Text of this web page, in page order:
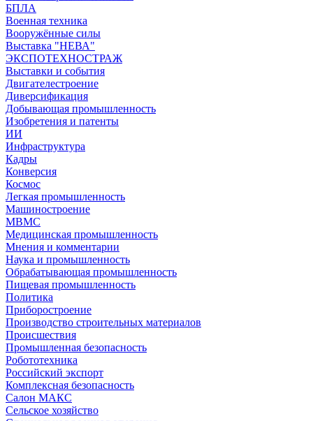
БПЛА
Военная техника
Вооружённые силы
Выставка "НЕВА"
ЭКСПОТЕХНОСТРАЖ
Выставки и события
Двигателестроение
Диверсификация
Добывающая промышленность
Изобретения и патенты
ИИ
Инфраструктура
Кадры
Конверсия
Космос
Легкая промышленность
Машиностроение
МВМС
Медицинская промышленность
Мнения и комментарии
Наука и промышленность
Обрабатывающая промышленность
Пищевая промышленность
Политика
Приборостроение
Производство строительных материалов
Происшествия
Промышленная безопасность
Робототехника
Российский экспорт
Комплексная безопасность
Салон МАКС
Сельское хозяйство